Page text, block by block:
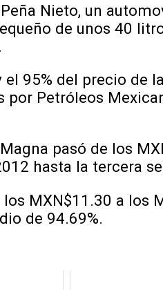
Nieto, un
de unos 40
95% del precio de
Petróleos
pasó de los
hasta la tercera
MXN$11.30 a los
de 94.69%.